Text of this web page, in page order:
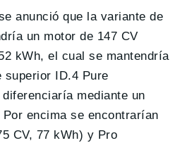
anunció que la variante de
un motor de 147 CV
kWh, el cual se mantendría
superior ID.4 Pure
mediante un
encima se encontrarían
CV, 77 kWh) y Pro